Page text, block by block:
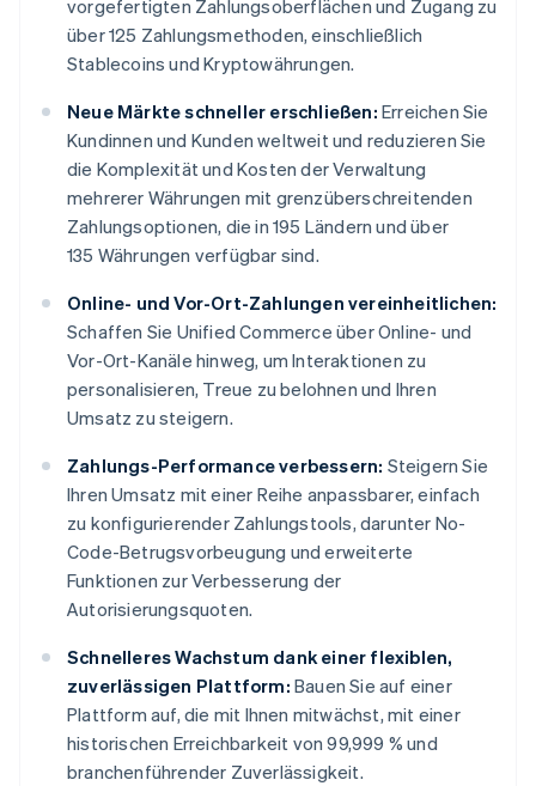
vorgefertigten Zahlungsoberflächen und Zugang zu
über 125 Zahlungsmethoden, einschließlich
Stablecoins und Kryptowährungen.
Neue Märkte schneller erschließen: Erreichen Sie
Kundinnen und Kunden weltweit und reduzieren Sie
die Komplexität und Kosten der Verwaltung
mehrerer Währungen mit grenzüberschreitenden
Zahlungsoptionen, die in 195 Ländern und über
135 Währungen verfügbar sind.
Online- und Vor-Ort-Zahlungen vereinheitlichen:
Schaffen Sie Unified Commerce über Online- und
Vor-Ort-Kanäle hinweg, um Interaktionen zu
personalisieren, Treue zu belohnen und Ihren
Umsatz zu steigern.
Zahlungs-Performance verbessern: Steigern Sie
Ihren Umsatz mit einer Reihe anpassbarer, einfach
zu konfigurierender Zahlungstools, darunter No-
Code-Betrugsvorbeugung und erweiterte
Funktionen zur Verbesserung der
Autorisierungsquoten.
Schnelleres Wachstum dank einer flexiblen,
zuverlässigen Plattform: Bauen Sie auf einer
Plattform auf, die mit Ihnen mitwächst, mit einer
historischen Erreichbarkeit von 99,999 % und
branchenführender Zuverlässigkeit.